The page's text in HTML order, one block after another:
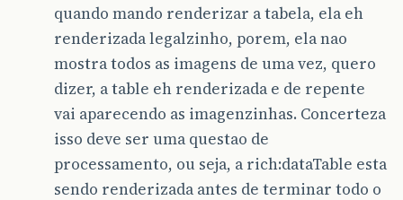
quando mando renderizar a tabela, ela eh
renderizada legalzinho, porem, ela nao
mostra todos as imagens de uma vez, quero
dizer, a table eh renderizada e de repente
vai aparecendo as imagenzinhas. Concerteza
isso deve ser uma questao de
processamento, ou seja, a rich:dataTable esta
sendo renderizada antes de terminar todo o